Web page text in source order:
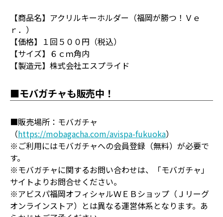
【商品名】アクリルキーホルダー（福岡が勝つ！Ｖｅ
ｒ．）
【価格】１回５００円（税込）
【サイズ】６ｃｍ角内
【製造元】株式会社エスプライド
■モバガチャも販売中！
■販売場所：モバガチャ
（https://mobagacha.com/avispa-fukuoka）
※ご利用にはモバガチャへの会員登録（無料）が必要で
す。
※モバガチャに関するお問い合わせは、「モバガチャ」
サイトよりお問合せください。
※アビスパ福岡オフィシャルＷＥＢショップ（Ｊリーグ
オンラインストア）とは異なる運営体系となります。あ